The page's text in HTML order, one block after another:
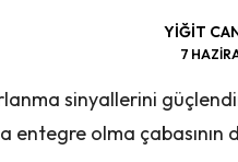
YIĞIT
7
sinyallerini
entegre olma çabasının